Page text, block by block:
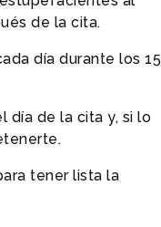
de la cita.
día durante los 15
día de la cita y, si lo
tener lista la